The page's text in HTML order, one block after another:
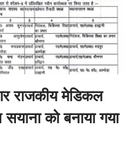
राजकीय मेडिकल
को बनाया गया